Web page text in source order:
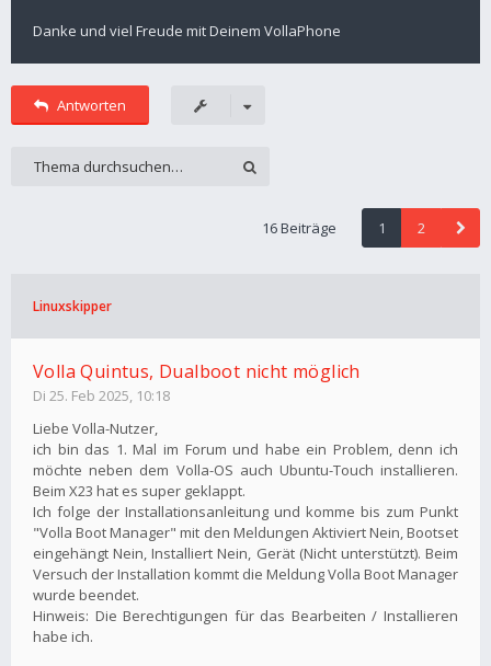
Danke und viel Freude mit Deinem VollaPhone
Antworten
16 Beiträge 1 2
Linuxskipper
Volla Quintus, Dualboot nicht möglich
Di 25. Feb 2025, 10:18
Liebe Volla-Nutzer,
ich bin das 1. Mal im Forum und habe ein Problem, denn ich
möchte neben dem Volla-OS auch Ubuntu-Touch installieren.
Beim X23 hat es super geklappt.
Ich folge der Installationsanleitung und komme bis zum Punkt
"Volla Boot Manager" mit den Meldungen Aktiviert Nein, Bootset
eingehängt Nein, Installiert Nein, Gerät (Nicht unterstützt). Beim
Versuch der Installation kommt die Meldung Volla Boot Manager
wurde beendet.
Hinweis: Die Berechtigungen für das Bearbeiten / Installieren
habe ich.